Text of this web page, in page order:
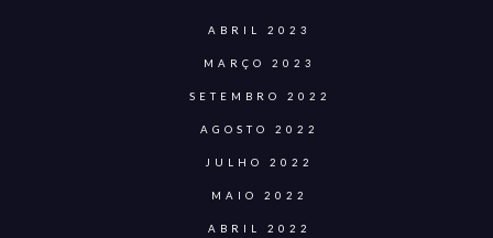
ABRIL 2023
MARÇO 2023
SETEMBRO 2022
AGOSTO 2022
JULHO 2022
MAIO 2022
ABRIL 2022